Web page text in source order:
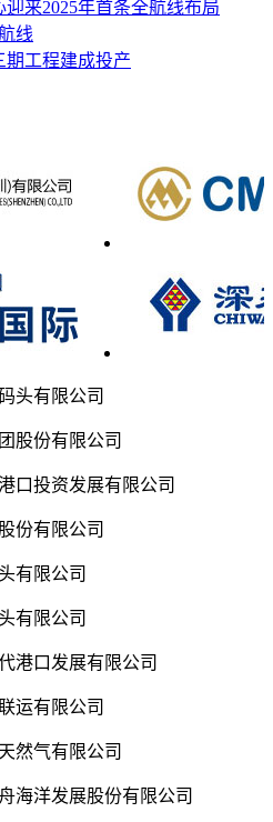
来2025年首条全航线布局
线
期工程建成投产
头有限公司
股份有限公司
口投资发展有限公司
份有限公司
有限公司
有限公司
港口发展有限公司
运有限公司
然气有限公司
海洋发展股份有限公司